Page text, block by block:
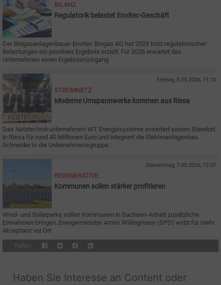
BILANZ
Regulatorik belastet Envitec-Geschäft
Der Biogasanlagenbauer Envitec Biogas AG hat 2025 trotz regulatorischer
Belastungen ein positives Ergebnis erzielt. Für 2026 erwartet das
Unternehmen einen Ergebnisrückgang.
Freitag, 8.05.2026, 11:10
STROMNETZ
Moderne Umspannwerke kommen aus Riesa
Das Netztechnikunternehmen WT Energiesysteme erweitert seinen Standort
in Riesa für rund 40 Millionen Euro und integriert die Elektroanlagenbau
Schneider in die Unternehmensgruppe.
Donnerstag, 7.05.2026, 13:07
REGENERATIVE
Kommunen sollen stärker profitieren
Wind- und Solarparks sollen Kommunen in Sachsen-Anhalt zusätzliche
Einnahmen bringen. Energieminister Armin Willingmann (SPD) wirbt für mehr
Akzeptanz vor Ort.
Teilen:
Haben Sie Interesse an Content oder